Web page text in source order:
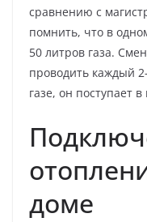
сравнению с
помнить, что в
50 литров газа.
проводить каждый
газе, он поступает
доме